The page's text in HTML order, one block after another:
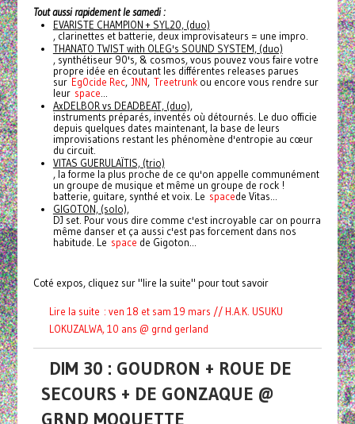
Tout aussi rapidement le samedi :
EVARISTE CHAMPION + SYL20, (duo)
, clarinettes et batterie, deux improvisateurs = une impro.
THANATO TWIST with OLEG's SOUND SYSTEM, (duo)
, synthétiseur 90's, & cosmos, vous pouvez vous faire votre
propre idée en écoutant les différentes releases parues
surEg0cide Rec, JNN, Treetrunkou encore vous rendre sur
leur space
AxDELBOR vs DEADBEAT, (duo),
instruments préparés, inventés où détournés. Le duo officie
depuis quelques dates maintenant, la base de leurs
improvisations restant les phénomène d'entropie au cœur
du circuit.
VITAS GUERULAÏTIS, (trio)
, la forme la plus proche de ce qu'on appelle communément
un groupe de musique et même un groupe de rock !
batterie, guitare, synthé et voix. Le spacede Vitas...
GIGOTON, (solo),
DJ set. Pour vous dire comme c'est incroyable car on pourra
même danser et ça aussi c'est pas forcement dans nos
habitude. Le space de Gigoton...
Coté expos, cliquez sur "lire la suite" pour tout savoir
Lire la suite : ven 18 et sam 19 mars // H.A.K. USUKU
LOKUZALWA, 10 ans @ grnd gerland
DIM 30 : GOUDRON + ROUE DE
SECOURS + DE GONZAQUE @
GRND MOQUETTE